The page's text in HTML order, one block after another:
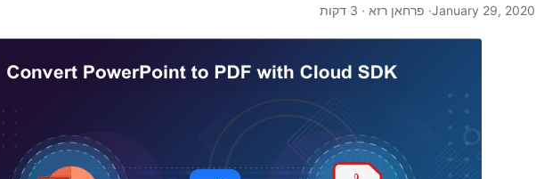
January 29, 2020· פרחאן רזא · 3 דקות